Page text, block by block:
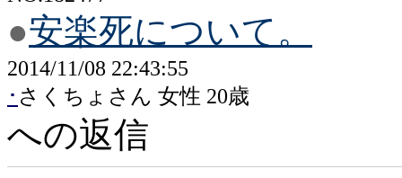
●安楽死について。
2014/11/08 22:43:55
･ さくちょさん 女性 20歳
への返信